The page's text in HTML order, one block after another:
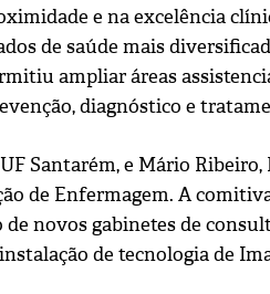
e na excelência
de saúde mais
ampliar áreas
diagnóstico e
Santarém, e Mário
de Enfermagem. A
novos gabinetes de
de tecnologia de